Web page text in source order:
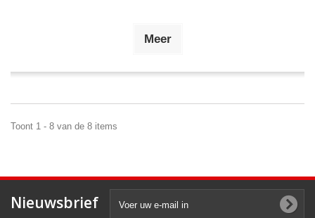
Meer
Toont 1 - 8 van de 8 items
Nieuwsbrief